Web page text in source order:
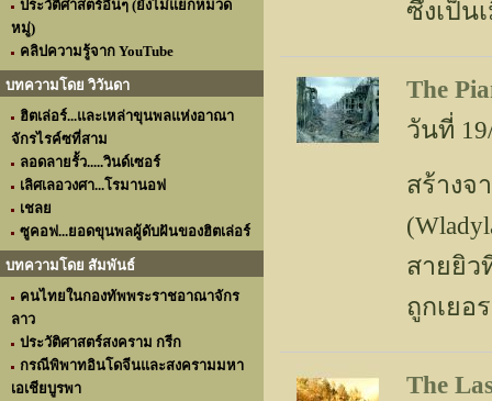
ประวัติศาสตร์อื่นๆ (ยังไม่แยกหมวด
หมู่)
คลิปความรู้จาก YouTube
บทความโดย วิวันดา
ฮิตเล่อร์...และเหล่าขุนพลแห่งอาณา
จักรไรค์ซที่สาม
ลอดลายรั้ว.....วินด์เซอร์
เลิศเลอวงศา...โรมานอฟ
เชลย
ซูคอฟ...ยอดขุนพลผู้ดับฝันของฮิตเล่อร์
บทความโดย สัมพันธ์
คนไทยในกองทัพพระราชอาณาจักร
ลาว
ประวัติศาสตร์สงคราม กรีก
กรณีพิพาทอินโดจีนและสงครามมหา
เอเชียบูรพา
ซึ่งเป็น
The
วันที่
สร้างจ
สายยิว
ถูกเยอ
The